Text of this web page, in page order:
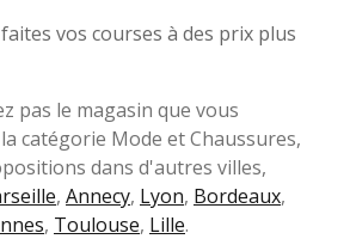
vos courses à des prix plus
pas le magasin que vous
catégorie Mode et Chaussures,
dans d'autres villes,
, Annecy, Lyon, Bordeaux,
, Toulouse, Lille.